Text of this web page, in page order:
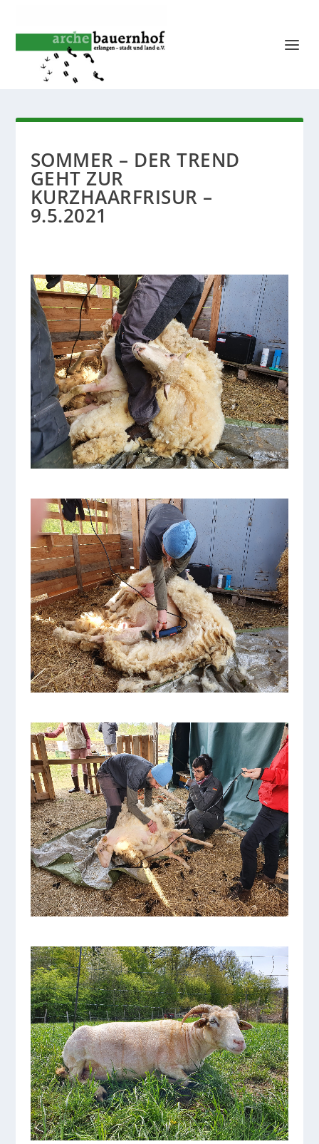
SOMMER – DER TREND
GEHT ZUR
KURZHAARFRISUR –
9.5.2021